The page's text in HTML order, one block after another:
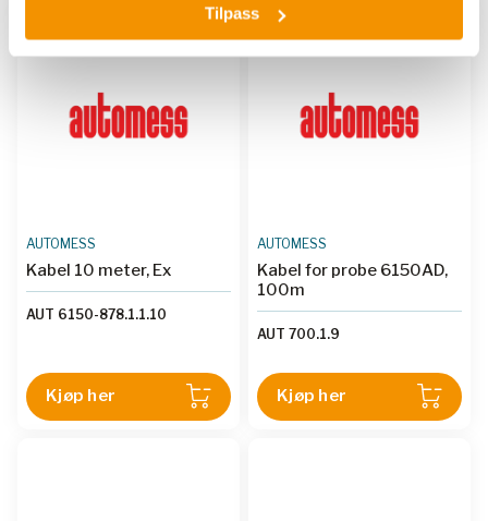
Tilpass
AUTOMESS
Kabel 10 meter, Ex
AUT 6150-878.1.1.10
Kjøp her
AUTOMESS
Kabel for probe 6150AD,
100m
AUT 700.1.9
Kjøp her